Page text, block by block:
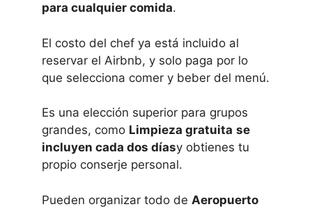
para cualquier comida.
El costo del chef ya está incluido al
reservar el Airbnb, y solo paga por lo
que selecciona comer y beber del menú.
Es una elección superior para grupos
grandes, como Limpieza gratuita se
incluyen cada dos díasy obtienes tu
propio conserje personal.
Pueden organizar todo de Aeropuerto